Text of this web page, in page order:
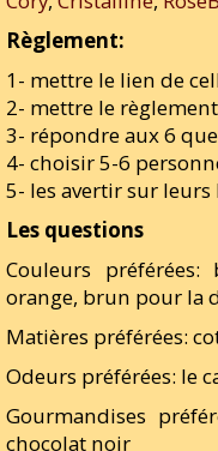
Règlement:
1- mettre le lien de
2- mettre le
3- répondre aux 6
4- choisir 5-6
5- les avertir sur leurs
Les questions
Couleurs
orange, brun pour la
Matières préférées:
Odeurs préférées: le
Gourmandises
chocolat noir